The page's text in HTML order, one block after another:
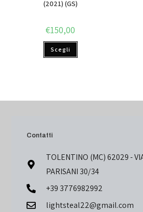
(2021) (GS)
€150,00
Scegli
Contatti
TOLENTINO (MC) 62029 -
PARISANI 30/34
+39 3776982992
lightsteal22@gmail.com